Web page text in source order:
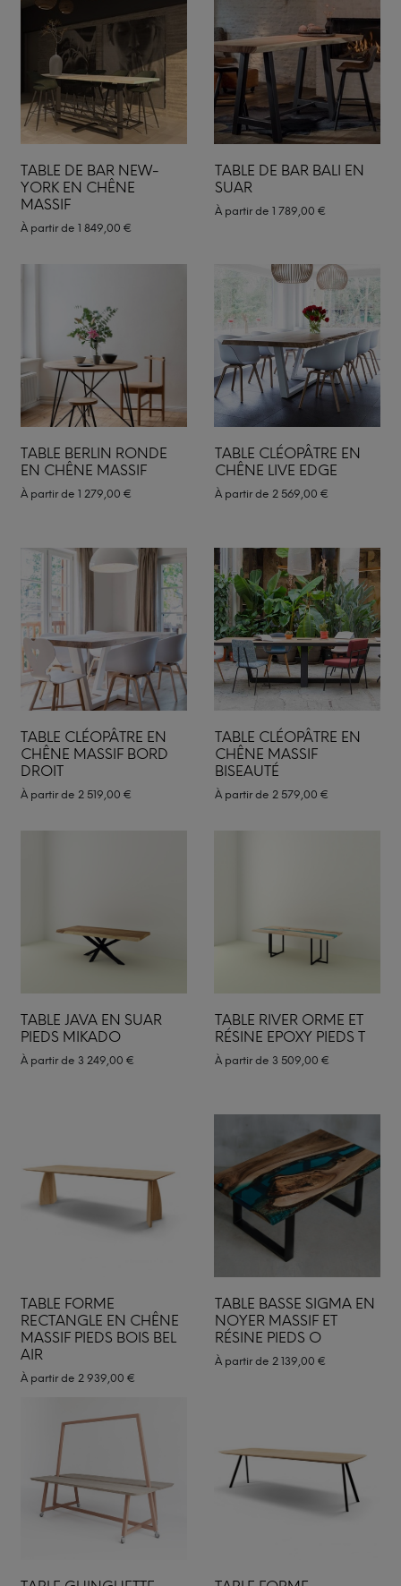
TABLE DE BAR NEW-
YORK EN CHÊNE
MASSIF
À partir de 1 849,00 €
TABLE DE BAR BALI EN
SUAR
À partir de 1 789,00 €
TABLE BERLIN RONDE
EN CHÊNE MASSIF
À partir de 1 279,00 €
TABLE CLÉOPÂTRE EN
CHÊNE LIVE EDGE
À partir de 2 569,00 €
TABLE CLÉOPÂTRE EN
CHÊNE MASSIF BORD
DROIT
À partir de 2 519,00 €
TABLE CLÉOPÂTRE EN
CHÊNE MASSIF
BISEAUTÉ
À partir de 2 579,00 €
TABLE JAVA EN SUAR
PIEDS MIKADO
À partir de 3 249,00 €
TABLE RIVER ORME ET
RÉSINE EPOXY PIEDS T
À partir de 3 509,00 €
TABLE FORME
RECTANGLE EN CHÊNE
MASSIF PIEDS BOIS BEL
AIR
À partir de 2 939,00 €
TABLE BASSE SIGMA EN
NOYER MASSIF ET
RÉSINE PIEDS O
À partir de 2 139,00 €